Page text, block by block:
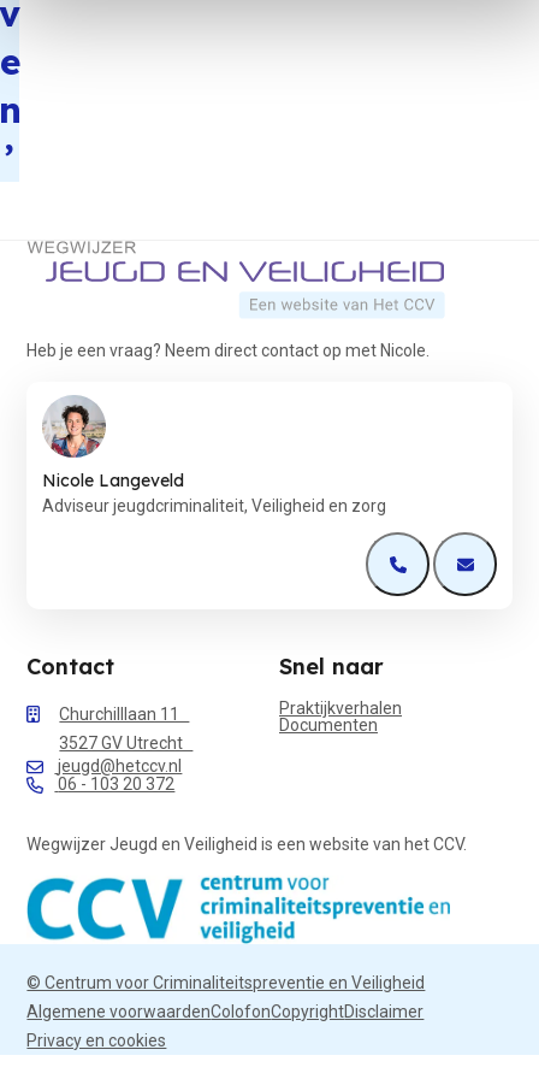
v
e
’
Terug naar de startpagina
Heb je een vraag? Neem direct contact op met Nicole.
Nicole Langeveld
Adviseur jeugdcriminaliteit, Veiligheid en zorg
Open deOpen de
Contact
Churchilllaan 11
3527 GV Utrecht
jeugd@hetccv.nl
06 - 103 20 372
Snel naar
Praktijkverhalen
Documenten
Wegwijzer Jeugd en Veiligheid is een website van het CCV.
© Centrum voor Criminaliteitspreventie en Veiligheid
Algemene voorwaardenColofonCopyrightDisclaimer
Privacy en cookies